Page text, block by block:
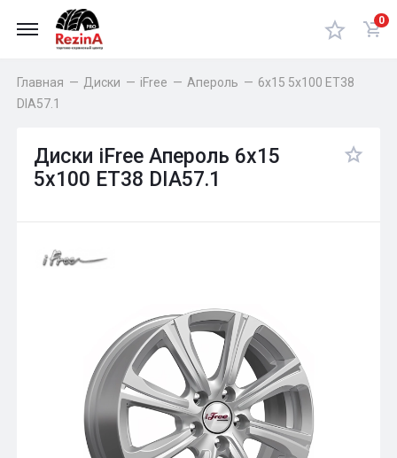
0
Главная — Диски — iFree — Апероль — 6x15 5x100 ET38
DIA57.1
Диски iFree Апероль 6x15
5x100 ET38 DIA57.1